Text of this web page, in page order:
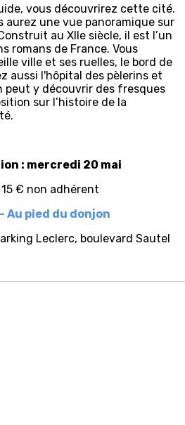
vous découvrirez cette cité.
aurez une vue panoramique sur
au XIIe siècle, il est l’un
romans de France. Vous
ville et ses ruelles, le bord de
aussi l'hôpital des pèlerins et
peut y découvrir des fresques
sur l’histoire de la
: mercredi 20 mai
15 € non adhérent
Au pied du donjon
Leclerc, boulevard Sautel